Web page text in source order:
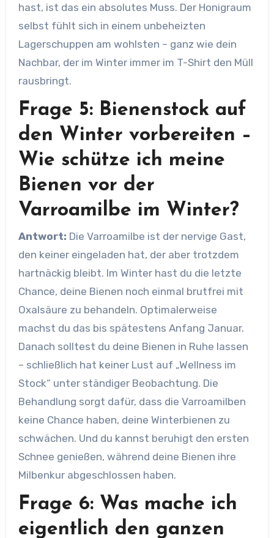
hast, ist das ein absolutes Muss. Der Honigraum
selbst fühlt sich in einem unbeheizten
Lagerschuppen am wohlsten – ganz wie dein
Nachbar, der im Winter immer im T-Shirt den Müll
rausbringt.
Frage 5: Bienenstock auf
den Winter vorbereiten –
Wie schütze ich meine
Bienen vor der
Varroamilbe im Winter?
Antwort: Die Varroamilbe ist der nervige Gast,
den keiner eingeladen hat, der aber trotzdem
hartnäckig bleibt. Im Winter hast du die letzte
Chance, deine Bienen noch einmal brutfrei mit
Oxalsäure zu behandeln. Optimalerweise
machst du das bis spätestens Anfang Januar.
Danach solltest du deine Bienen in Ruhe lassen
– schließlich hat keiner Lust auf „Wellness im
Stock“ unter ständiger Beobachtung. Die
Behandlung sorgt dafür, dass die Varroamilben
keine Chance haben, deine Winterbienen zu
schwächen. Und du kannst beruhigt den ersten
Schnee genießen, während deine Bienen ihre
Milbenkur abgeschlossen haben.
Frage 6: Was mache ich
eigentlich den ganzen